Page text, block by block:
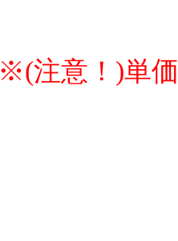
※(注意！)単